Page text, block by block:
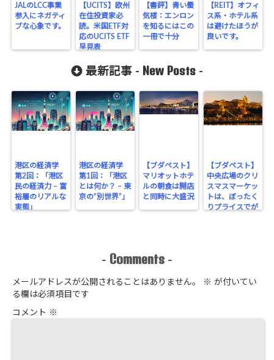
JALのLCC事業
参入にネガティ
ブな心象です。
【UCITS】欧州
在住投資家必
読。米国ETF対
応のUCITS ETF
早見表
【書評】青い蜃
気楼：エンロン
を知るにはこの
一冊で十分
【REIT】オフィ
ス系・ホテル系
は避けたほうが
良いです。
最新記事 - New Posts -
港区の経済学
第2回：「港区
民の経済力 – 富
裕層のリアルな
実態」
港区の経済学
第1回：「港区
とは何か？ – 東
京の“別世界”」
【ブダペスト】
マリオットホテ
ルの朝食は開店
と同時に大盛況
【ブダペスト】
中央広場のクリ
スマスマーケッ
トは、ぼったく
りプライスでが
- Comments -
メールアドレスが公開されることはありません。 ※ が付いてい
る欄は必須項目です
コメント ※